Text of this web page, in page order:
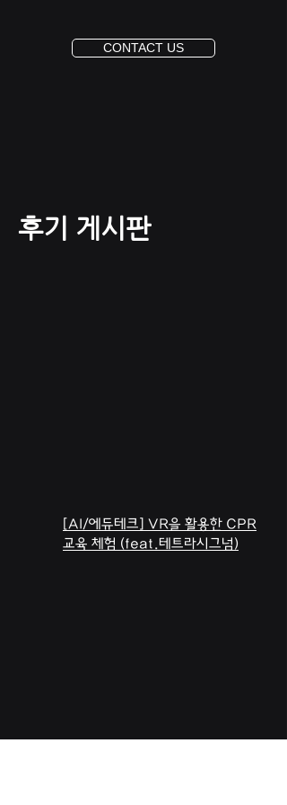
CONTACT US
후기 게시판
[AI/에듀테크] VR을 활용한 CPR
교육 체험 (feat.테트라시그넘)